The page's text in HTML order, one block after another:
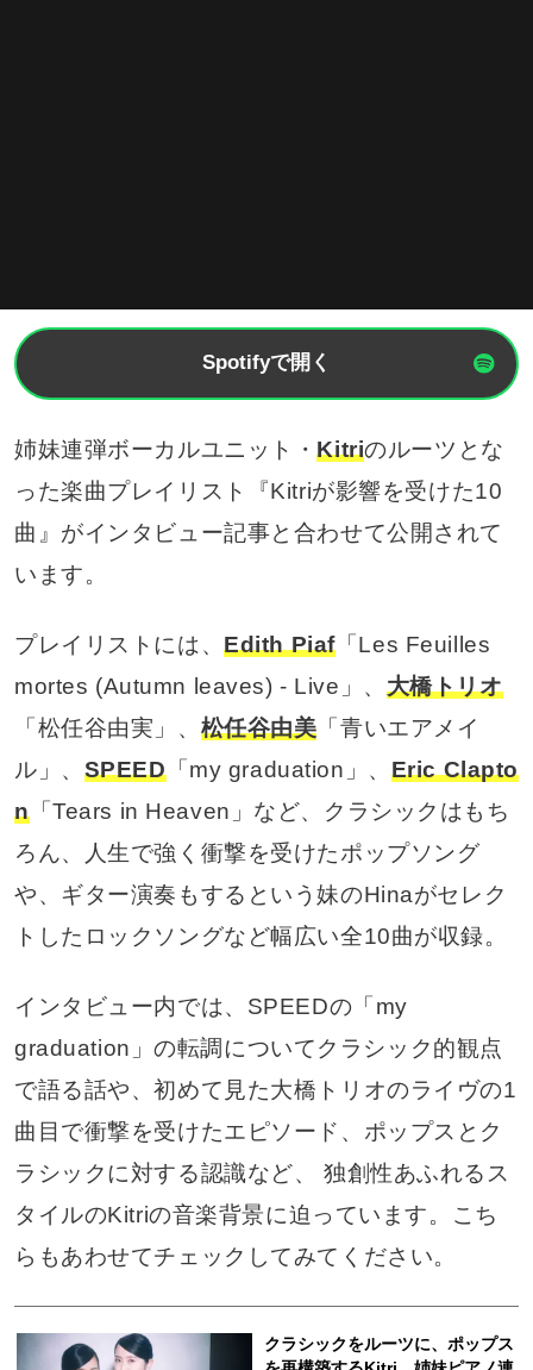
Spotifyで開く
姉妹連弾ボーカルユニット・Kitriのルーツとな
った楽曲プレイリスト『Kitriが影響を受けた10
曲』がインタビュー記事と合わせて公開されて
います。
プレイリストには、Edith Piaf「Les Feuilles
mortes (Autumn leaves) - Live」、 大橋トリオ
「松任谷由実」、 松任谷由美 「青いエアメイ
ル」、 SPEED「my graduation」、 Eric Clapto
n「Tears in Heaven」など、クラシックはもち
ろん、人生で強く衝撃を受けたポップソング
や、ギター演奏もするという妹のHinaがセレク
トしたロックソングなど幅広い全10曲が収録。
インタビュー内では、SPEEDの「my
graduation」の転調についてクラシック的観点
で語る話や、初めて見た大橋トリオのライヴの1
曲目で衝撃を受けたエピソード、ポップスとク
ラシックに対する認識など、 独創性あふれるス
タイルのKitriの音楽背景に迫っています。こち
らもあわせてチェックしてみてください。